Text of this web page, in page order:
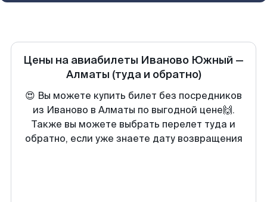
Цены на авиабилеты Иваново Южный —
Алматы (туда и обратно)
😍 Вы можете купить билет без посредников
из Иваново в Алматы по выгодной цене🙌.
Также вы можете выбрать перелет туда и
обратно, если уже знаете дату возвращения